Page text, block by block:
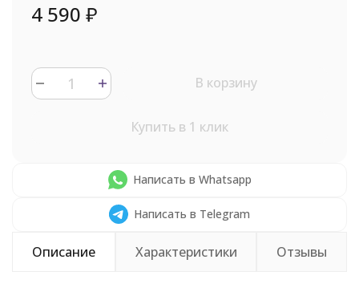
4 590 ₽
В корзину
Купить в 1 клик
Написать в Whatsapp
Написать в Telegram
Описание Характеристики Отзывы